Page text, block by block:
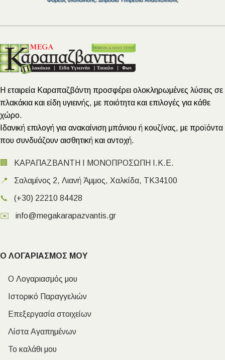
Η εταιρεία Καραπαζβάντη προσφέρει ολοκληρωμένες λύσεις σε
πλακάκια και είδη υγιεινής, με ποιότητα και επιλογές για κάθε
χώρο.
Ιδανική επιλογή για ανακαίνιση μπάνιου ή κουζίνας, με προϊόντα
που συνδυάζουν αισθητική και αντοχή.
🏢 ΚΑΡΑΠΑΖΒΑΝΤΗ Ι ΜΟΝΟΠΡΟΣΩΠΗ Ι.Κ.Ε.
📍 Σαλαμίνος 2, Λιανή Άμμος, Χαλκίδα, ΤΚ34100
📞 (+30) 22210 84428
✉️ info@megakarapazvantis.gr
Ο ΛΟΓΑΡΙΑΣΜΟΣ ΜΟΥ
Ο Λογαριασμός μου
Ιστορικό Παραγγελιών
Επεξεργασία στοιχείων
Λίστα Αγαπημένων
Το καλάθι μου